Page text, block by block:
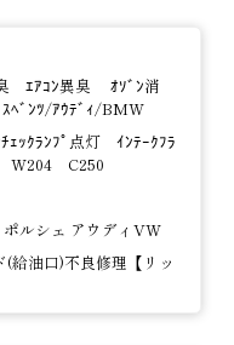
ｴｱｺﾝ異臭 ｵｿﾞﾝ消
ﾞﾝﾂ/ｱｳﾃﾞｨ/BMW
ｯｸﾗﾝﾌﾟ点灯 ｲﾝﾃｰｸﾌﾗ
W204 C250
ルシェ アウディVW
給油口)不良修理【リッ